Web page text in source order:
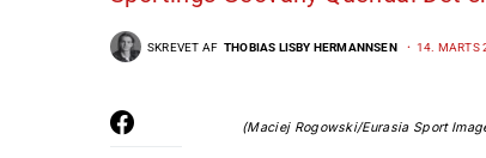
SKREVET AF THOBIAS LISBY HERMANNSEN 14. MARTS
(Maciej Rogowski/Eurasia Sport